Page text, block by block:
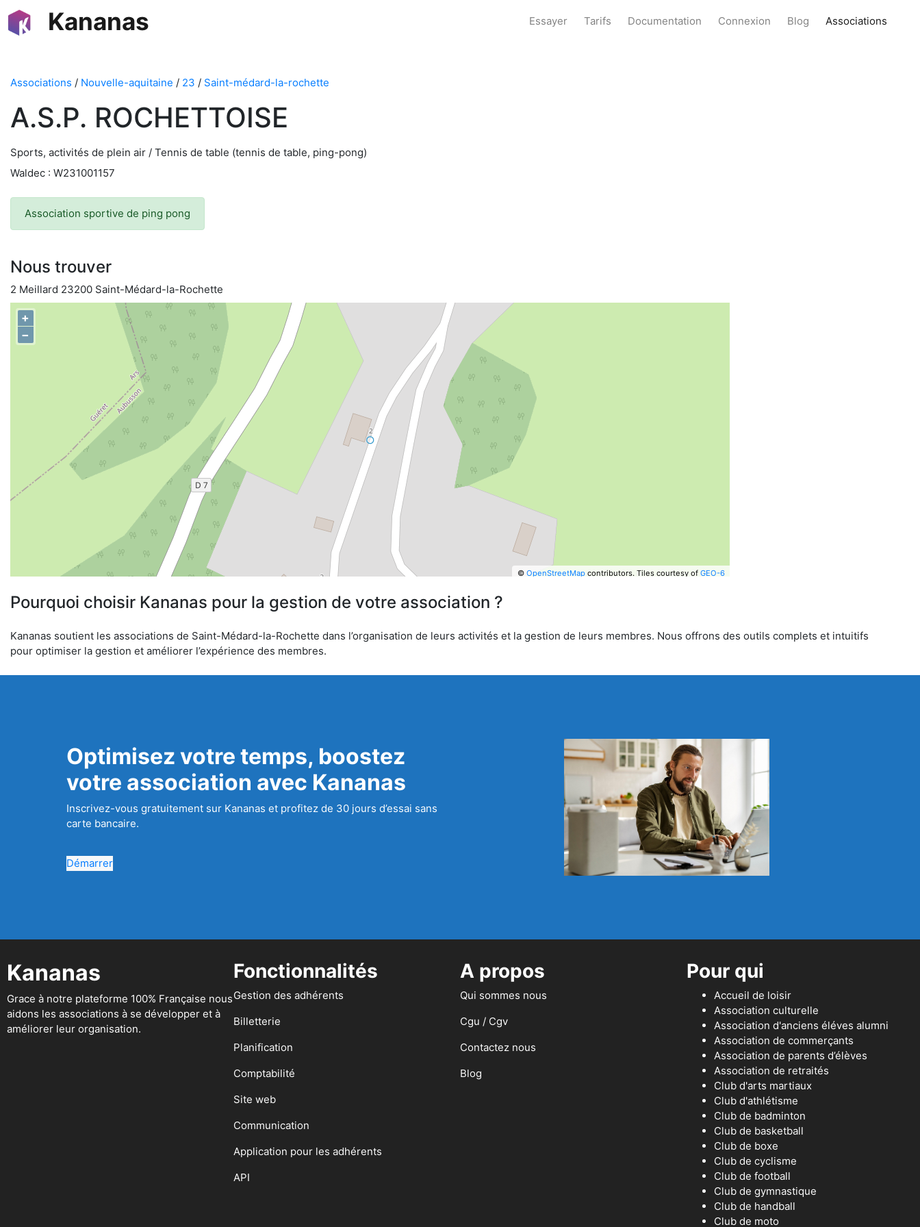
Kananas Essayer Tarifs Documentation Connexion Blog Associations
Associations / Nouvelle-aquitaine / 23 / Saint-médard-la-rochette
A.S.P. ROCHETTOISE
Sports, activités de plein air / Tennis de table (tennis de table, ping-pong)
Waldec : W231001157
Association sportive de ping pong
Nous trouver
2 Meillard 23200 Saint-Médard-la-Rochette
+
−
© OpenStreetMapcontributors. Tiles courtesy of GEO-6
Pourquoi choisir Kananas pour la gestion de votre association ?
Kananas soutient les associations de Saint-Médard-la-Rochette dans l’organisation de leurs activités et la gestion de leurs membres. Nous offrons des outils complets et intuitifs
pour optimiser la gestion et améliorer l’expérience des membres.
Optimisez votre temps, boostez
votre association avec Kananas
Inscrivez-vous gratuitement sur Kananas et profitez de 30 jours d’essai sans
carte bancaire.
Démarrer
Kananas
Grace à notre plateforme 100% Française nous
aidons les associations à se développer et à
améliorer leur organisation.
Fonctionnalités
Gestion des adhérents
Billetterie
Planification
Comptabilité
Site web
Communication
Application pour les adhérents
API
A propos
Qui sommes nous
Cgu / Cgv
Contactez nous
Blog
Pour qui
Accueil de loisir
Association culturelle
Association d'anciens éléves alumni
Association de commerçants
Association de parents d’élèves
Association de retraités
Club d'arts martiaux
Club d'athlétisme
Club de badminton
Club de basketball
Club de boxe
Club de cyclisme
Club de football
Club de gymnastique
Club de handball
Club de moto